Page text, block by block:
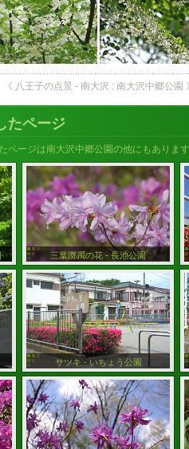
《 八王子の点景 - 南大沢 : 南大沢中郷公園
たページ
ページは南大沢中郷公園の他にもありま
三葉躑躅の花 - 長池公園
サツキ - いちょう公園